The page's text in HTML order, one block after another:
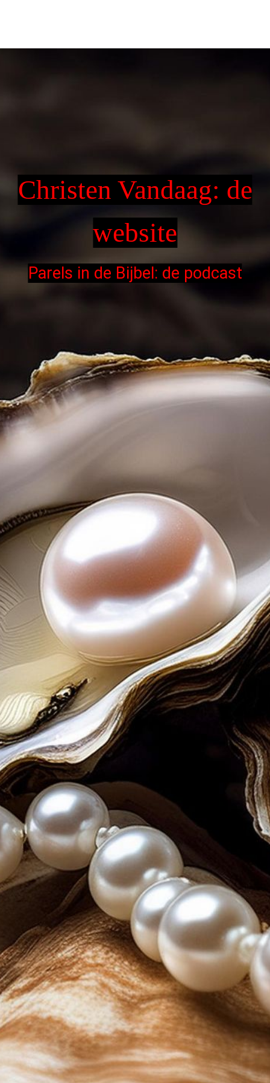
Christen Vandaag: de
website
Parels in de Bijbel: de podcast